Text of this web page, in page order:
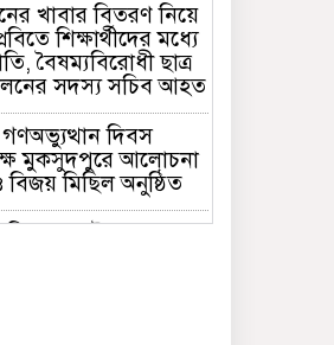
খাবার বিতরণ নিয়ে
শিক্ষার্থীদের মধ্যে
বৈষম্যবিরোধী ছাত্র
সদস্য সচিব আহত
দিবস
মুকসুদপুরে আলোচনা
মিছিল অনুষ্ঠিত
জুলাই